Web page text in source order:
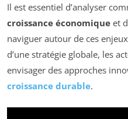
Il est essentiel d’analyser
croissance économique et
naviguer autour de ces
d’une stratégie globale, les
envisager des approches
croissance durable.